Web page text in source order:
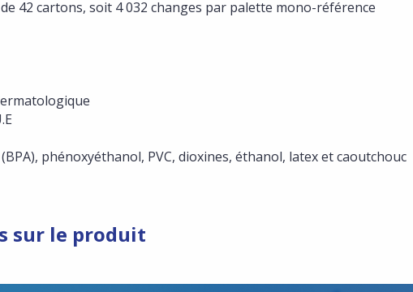
42 cartons, soit 4 032 changes par palette mono-référence
phénoxyéthanol, PVC, dioxines, éthanol, latex et caoutchouc
sur le produit